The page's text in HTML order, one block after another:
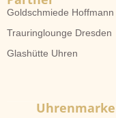
Goldschmiede Hoffmann
Trauringlounge Dresden
Glashütte Uhren